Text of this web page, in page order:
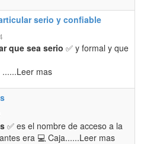
serio y confiable
que sea serio ✅ y formal y que
mas
✅ es el nombre de acceso a la
era 💻 Caja......Leer mas